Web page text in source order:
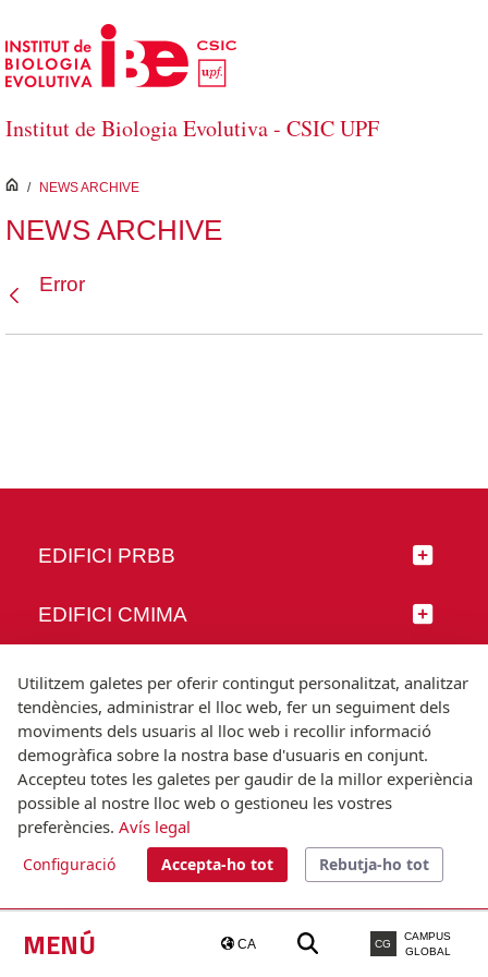
Salta al contingut principal
Institut de Biologia Evolutiva - CSIC UPF
MENÚ CA CG
CAMPUS
GLOBAL
inici
/ NEWS ARCHIVE
NEWS ARCHIVE
Error
EDIFICI PRBB
EDIFICI CMIMA
SEGUEIX-NOS
© Universitat Pompeu Fabra
Barcelona
T.(+34) 93 542 20 00
Utilitzem galetes per oferir contingut personalitzat, analitzar
tendències, administrar el lloc web, fer un seguiment dels
moviments dels usuaris al lloc web i recollir informació
demogràfica sobre la nostra base d'usuaris en conjunt.
Accepteu totes les galetes per gaudir de la millor experiència
possible al nostre lloc web o gestioneu les vostres
preferències. Avís legal
Configuració Accepta-ho tot Rebutja-ho tot